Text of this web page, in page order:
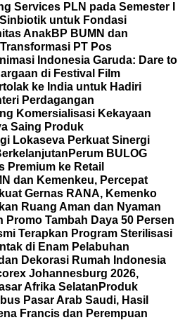
Services PLN pada Semester I
untuk Fondasi
AnakBP BUMN dan
PT Pos
Indonesia Garuda: Dare to
di Festival Film
ke India untuk Hadiri
Perdagangan
Komersialisasi Kekayaan
Saing Produk
Lokaseva Perkuat Sinergi
Perum BULOG
Premium ke Retail
dan Kemenkeu, Percepat
Gernas RANA, Kemenko
Ruang Aman dan Nyaman
Promo Tambah Daya 50 Persen
Terapkan Program Sterilisasi
di Enam Pelabuhan
Dekorasi Rumah Indonesia
Johannesburg 2026,
Afrika Selatan Produk
Pasar Arab Saudi, Hasil
Francis dan Perempuan